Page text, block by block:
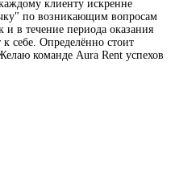
клиенту искренне
по возникающим вопросам
и в течение периода оказания
себе. Определённо стоит
команде Aura Rent успехов